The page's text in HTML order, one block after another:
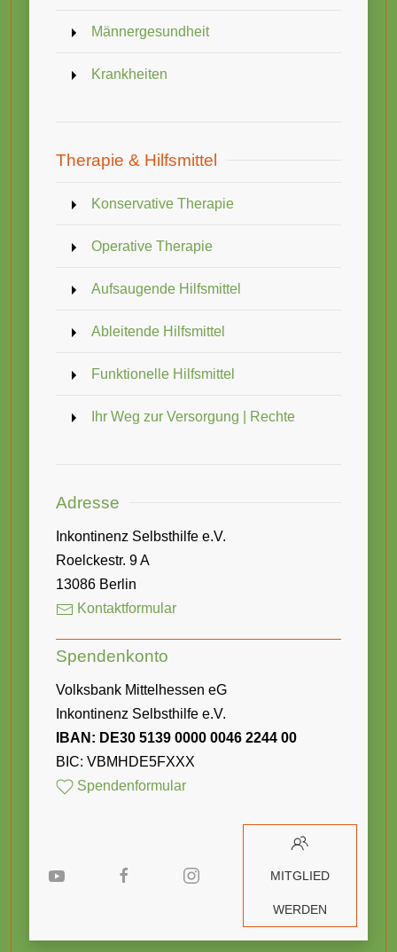
Männergesundheit
Krankheiten
Therapie & Hilfsmittel
Konservative Therapie
Operative Therapie
Aufsaugende Hilfsmittel
Ableitende Hilfsmittel
Funktionelle Hilfsmittel
Ihr Weg zur Versorgung | Rechte
Adresse
Inkontinenz Selbsthilfe e.V.
Roelckestr. 9 A
13086 Berlin
Kontaktformular
Spendenkonto
Volksbank Mittelhessen eG
Inkontinenz Selbsthilfe e.V.
IBAN: DE30 5139 0000 0046 2244 00
BIC: VBMHDE5FXXX
Spendenformular
MITGLIED
WERDEN